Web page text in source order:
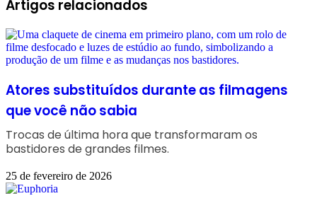
Artigos relacionados
Atores substituídos durante as filmagens
que você não sabia
Trocas de última hora que transformaram os
bastidores de grandes filmes.
25 de fevereiro de 2026